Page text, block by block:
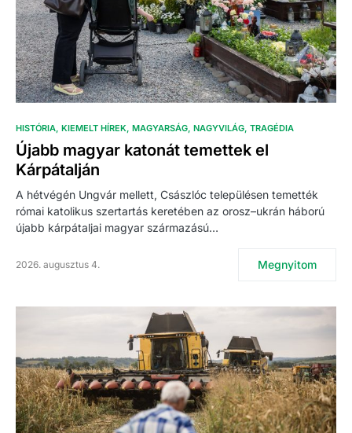
HISTÓRIA KIEMELT HÍREK MAGYARSÁG NAGYVILÁG TRAGÉDIA
Újabb magyar katonát temettek el
Kárpátalján
A hétvégén Ungvár mellett, Császlóc településen temették
római katolikus szertartás keretében az orosz–ukrán háború
újabb kárpátaljai magyar származású…
2026. augusztus 4. Megnyitom